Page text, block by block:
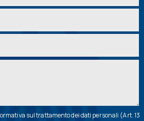
sul trattamento dei dati personali (Art. 13